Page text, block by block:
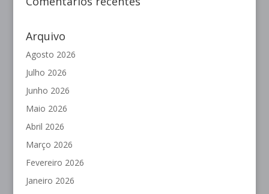
Arquivo
Agosto 2026
Julho 2026
Junho 2026
Maio 2026
Abril 2026
Março 2026
Fevereiro 2026
Janeiro 2026